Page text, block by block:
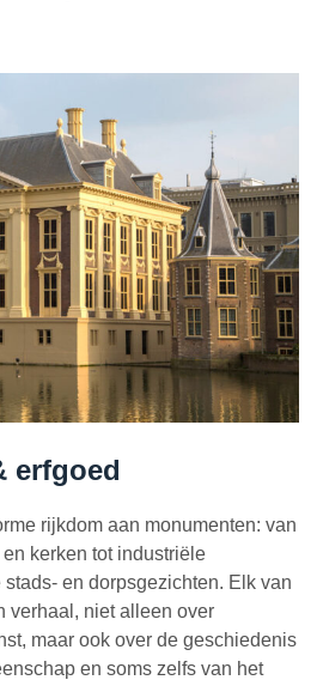
& waardestelling
inmeten
erfgoed
rijkdom aan monumenten: van
kerken tot industriële
en dorpsgezichten. Elk van
verhaal, niet alleen over
maar ook over de geschiedenis
en soms zelfs van het